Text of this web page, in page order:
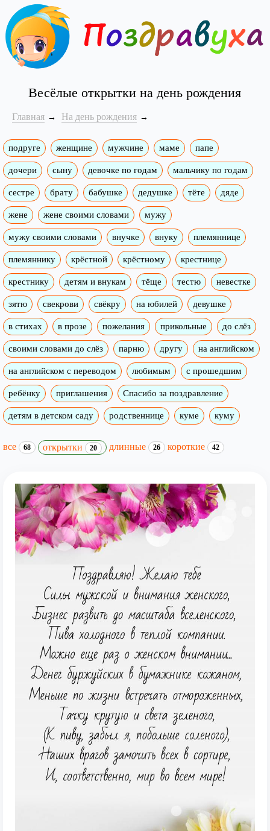
Весёлые открытки на день рождения
Главная На день рождения
подруге женщине мужчине маме папе
дочери сыну девочке по годам мальчику по годам
сестре брату бабушке дедушке тёте дяде
жене жене своими словами мужу
мужу своими словами внучке внуку племяннице
племяннику крёстной крёстному крестнице
крестнику детям и внукам тёще тестю невестке
зятю свекрови свёкру на юбилей девушке
в стихах в прозе пожелания прикольные до слёз
своими словами до слёз парню другу на английском
на английском с переводом любимым с прошедшим
ребёнку приглашения Спасибо за поздравление
детям в детском саду родственнице куме куму
все 68 открытки 20 длинные 26 короткие 42